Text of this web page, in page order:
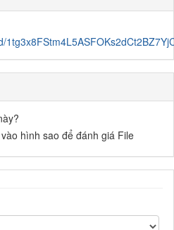
hình sao để đánh giá File